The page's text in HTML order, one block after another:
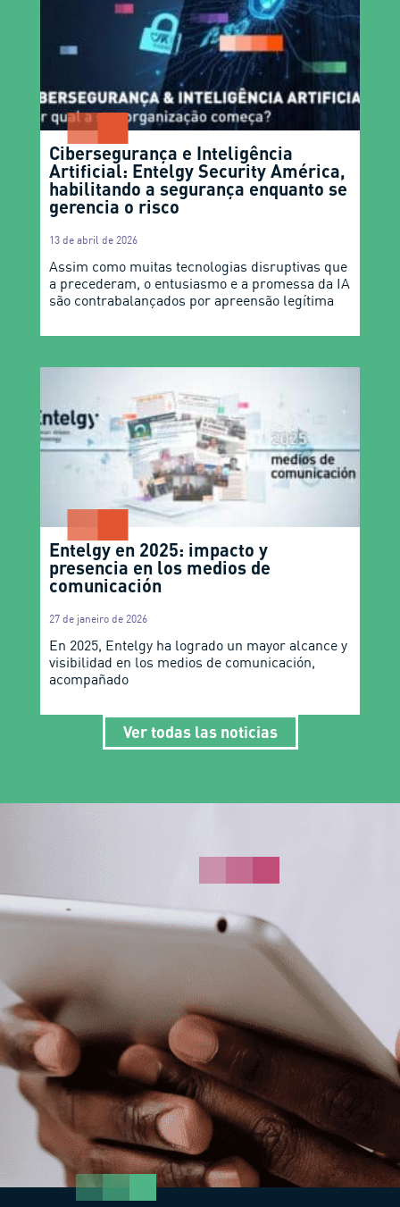
Cibersegurança e Inteligência
Artificial: Entelgy Security América,
habilitando a segurança enquanto se
gerencia o risco
13 de abril de 2026
Assim como muitas tecnologias disruptivas que
a precederam, o entusiasmo e a promessa da IA
são contrabalançados por apreensão legítima
Entelgy en 2025: impacto y
presencia en los medios de
comunicación
27 de janeiro de 2026
En 2025, Entelgy ha logrado un mayor alcance y
visibilidad en los medios de comunicación,
acompañado
Ver todas las noticias